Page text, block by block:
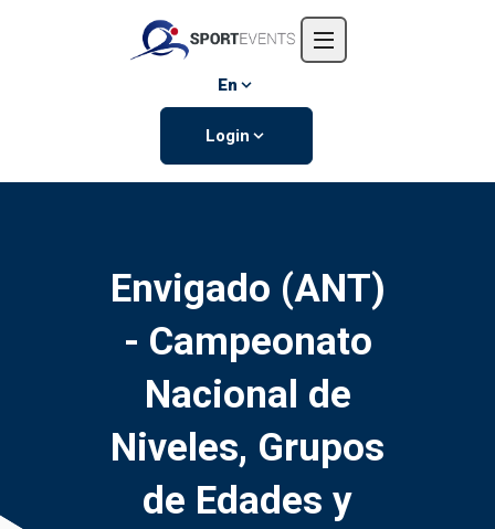
Events
En
Login
Envigado (ANT)
- Campeonato
Nacional de
Niveles, Grupos
de Edades y